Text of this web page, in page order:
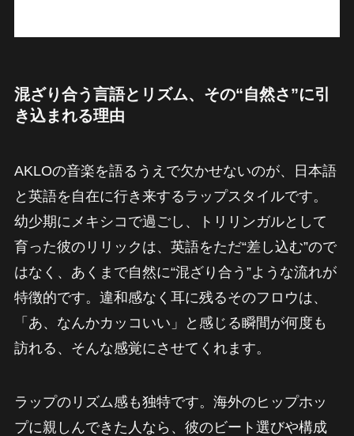
混ざり合う言語とリズム、その“自然さ”に引
き込まれる理由
AKLOの音楽を語るうえで欠かせないのが、日本語
と英語を自在に行き来するラップスタイルです。
幼少期にメキシコで過ごし、トリリンガルとして
育った彼のリリックは、英語をただ“差し込む”ので
はなく、あくまで自然に“混ざり合う”ような流れが
特徴的です。違和感なく耳に残るそのフロウは、
「あ、なんかカッコいい」と感じる瞬間が何度も
訪れる、そんな感覚にさせてくれます。
ラップのリズム感も独特です。海外のヒップホッ
プに親しんできた人なら、彼のビート選びや構成